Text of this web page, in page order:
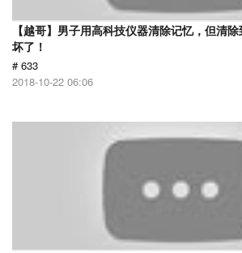
【越哥】男子用高科技仪器清除记忆，但清
坏了！
# 633
2018-10-22 06:06